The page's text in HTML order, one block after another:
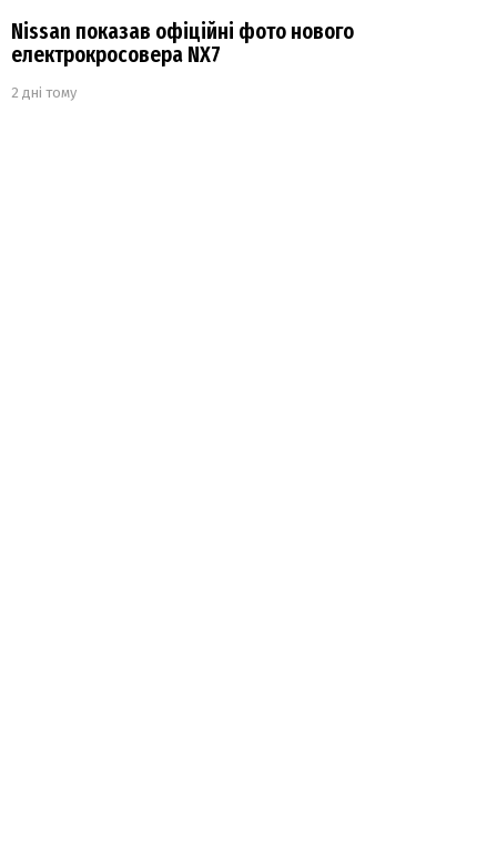
Nissan показав офіційні фото нового
електрокросовера NX7
2 дні тому